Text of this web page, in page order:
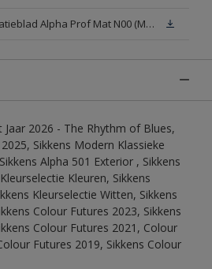
Veiligheidsinformatieblad Alpha Prof Mat N00 (MSDS)
Jaar 2026 - The Rhythm of Blues,
Sikkens Modern Klassieke
Alpha 501 Exterior , Sikkens
Kleuren, Sikkens
Kleurselectie Witten, Sikkens
Colour Futures 2023, Sikkens
Colour Futures 2021, Colour
Futures 2019, Sikkens Colour